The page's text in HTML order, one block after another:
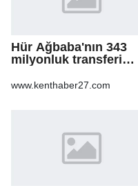
Hür Ağbaba'nın 343
milyonluk transferi
Ağbaba'ya milyonlar
www.kenthaber27.com